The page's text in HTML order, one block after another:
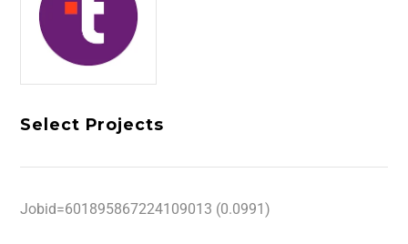
Select Projects
Jobid=601895867224109013 (0.0991)